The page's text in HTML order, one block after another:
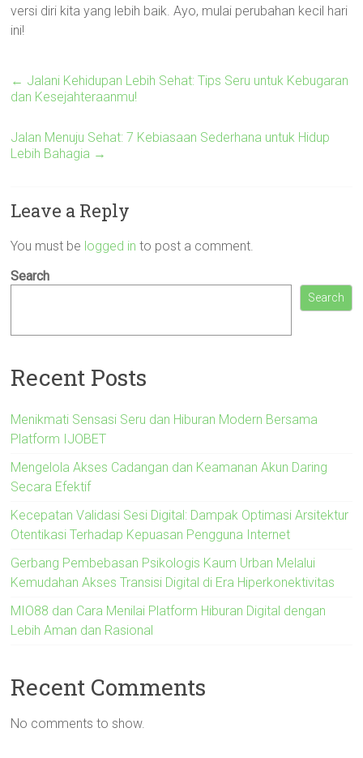
versi diri kita yang lebih baik. Ayo, mulai perubahan kecil hari
ini!
← Jalani Kehidupan Lebih Sehat: Tips Seru untuk Kebugaran
dan Kesejahteraanmu!
Jalan Menuju Sehat: 7 Kebiasaan Sederhana untuk Hidup
Lebih Bahagia →
Leave a Reply
You must be logged in to post a comment.
Search
Search
Recent Posts
Menikmati Sensasi Seru dan Hiburan Modern Bersama
Platform IJOBET
Mengelola Akses Cadangan dan Keamanan Akun Daring
Secara Efektif
Kecepatan Validasi Sesi Digital: Dampak Optimasi Arsitektur
Otentikasi Terhadap Kepuasan Pengguna Internet
Gerbang Pembebasan Psikologis Kaum Urban Melalui
Kemudahan Akses Transisi Digital di Era Hiperkonektivitas
MIO88 dan Cara Menilai Platform Hiburan Digital dengan
Lebih Aman dan Rasional
Recent Comments
No comments to show.